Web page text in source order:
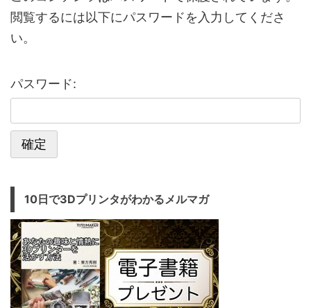
閲覧するには以下にパスワードを入力してくださ
い。
パスワード:
10日で3Dプリンタがわかるメルマガ